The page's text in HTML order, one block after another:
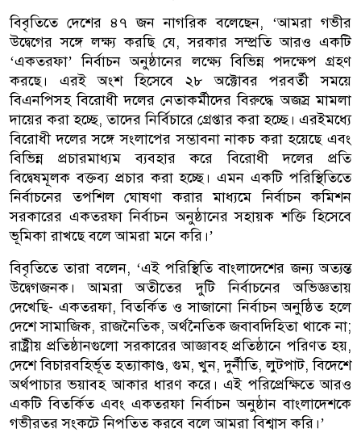
বিবৃতিতে দেশের ৪৭ জন নাগরিক বলেছেন, ‘আমরা গভীর
উদ্বেগের সঙ্গে লক্ষ্য করছি যে, সরকার সম্প্রতি আরও একটি
‘একতরফা’ নির্বাচন অনুষ্ঠানের লক্ষ্যে বিভিন্ন পদক্ষেপ গ্রহণ
করছে। এরই অংশ হিসেবে ২৮ অক্টোবর পরবর্তী সময়ে
বিএনপিসহ বিরোধী দলের নেতাকর্মীদের বিরুদ্ধে অজস্র মামলা
দায়ের করা হচ্ছে, তাদের নির্বিচারে গ্রেপ্তার করা হচ্ছে। এরইমধ্যে
বিরোধী দলের সঙ্গে সংলাপের সম্ভাবনা নাকচ করা হয়েছে এবং
বিভিন্ন প্রচারমাধ্যম ব্যবহার করে বিরোধী দলের প্রতি
বিদ্বেষমূলক বক্তব্য প্রচার করা হচ্ছে। এমন একটি পরিস্থিতিতে
নির্বাচনের তপশিল ঘোষণা করার মাধ্যমে নির্বাচন কমিশন
সরকারের একতরফা নির্বাচন অনুষ্ঠানের সহায়ক শক্তি হিসেবে
ভূমিকা রাখছে বলে আমরা মনে করি।’
বিবৃতিতে তারা বলেন, ‘এই পরিস্থিতি বাংলাদেশের জন্য অত্যন্ত
উদ্বেগজনক। আমরা অতীতের দুটি নির্বাচনের অভিজ্ঞতায়
দেখেছি- একতরফা, বিতর্কিত ও সাজানো নির্বাচন অনুষ্ঠিত হলে
দেশে সামাজিক, রাজনৈতিক, অর্থনৈতিক জবাবদিহিতা থাকে না;
রাষ্ট্রীয় প্রতিষ্ঠানগুলো সরকারের আজ্ঞাবহ প্রতিষ্ঠানে পরিণত হয়,
দেশে বিচারবহির্ভূত হত্যাকাণ্ড, গুম, খুন, দুর্নীতি, লুটপাট, বিদেশে
অর্থপাচার ভয়াবহ আকার ধারণ করে। এই পরিপ্রেক্ষিতে আরও
একটি বিতর্কিত এবং একতরফা নির্বাচন অনুষ্ঠান বাংলাদেশকে
গভীরতর সংকটে নিপতিত করবে বলে আমরা বিশ্বাস করি।’